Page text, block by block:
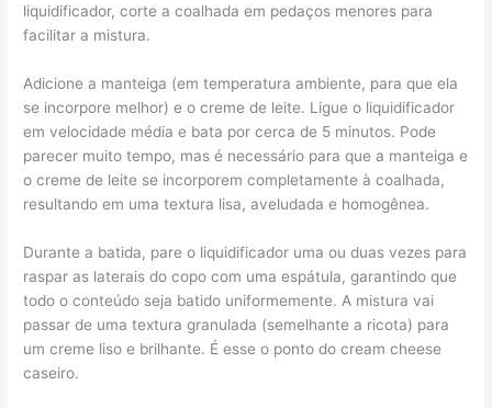
liquidificador, corte a coalhada em pedaços menores para
facilitar a mistura.
Adicione a manteiga (em temperatura ambiente, para que ela
se incorpore melhor) e o creme de leite. Ligue o liquidificador
em velocidade média e bata por cerca de 5 minutos. Pode
parecer muito tempo, mas é necessário para que a manteiga e
o creme de leite se incorporem completamente à coalhada,
resultando em uma textura lisa, aveludada e homogênea.
Durante a batida, pare o liquidificador uma ou duas vezes para
raspar as laterais do copo com uma espátula, garantindo que
todo o conteúdo seja batido uniformemente. A mistura vai
passar de uma textura granulada (semelhante a ricota) para
um creme liso e brilhante. É esse o ponto do cream cheese
caseiro.